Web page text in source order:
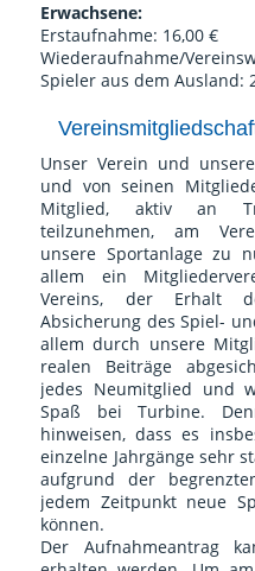
Erwachsene:
Erstaufnahme: 16,00 €
Wiederaufnahme/
Spieler aus dem Ausland:
Unser Verein und
und von seinen
Mitglied, aktiv an
teilzunehmen, am
unsere Sportanlage zu
allem ein
Vereins, der Erhalt
Absicherung des Spiel-
allem durch unsere
realen Beiträge
jedes Neumitglied und
Spaß bei Turbine.
hinweisen, dass es
einzelne Jahrgänge sehr
aufgrund der
jedem Zeitpunkt neue
können.
Der Aufnahmeantrag